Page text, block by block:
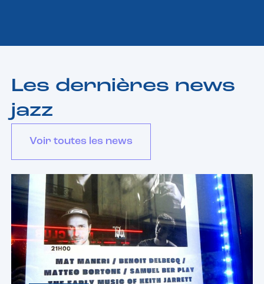
Les dernières news
jazz
Voir toutes les news